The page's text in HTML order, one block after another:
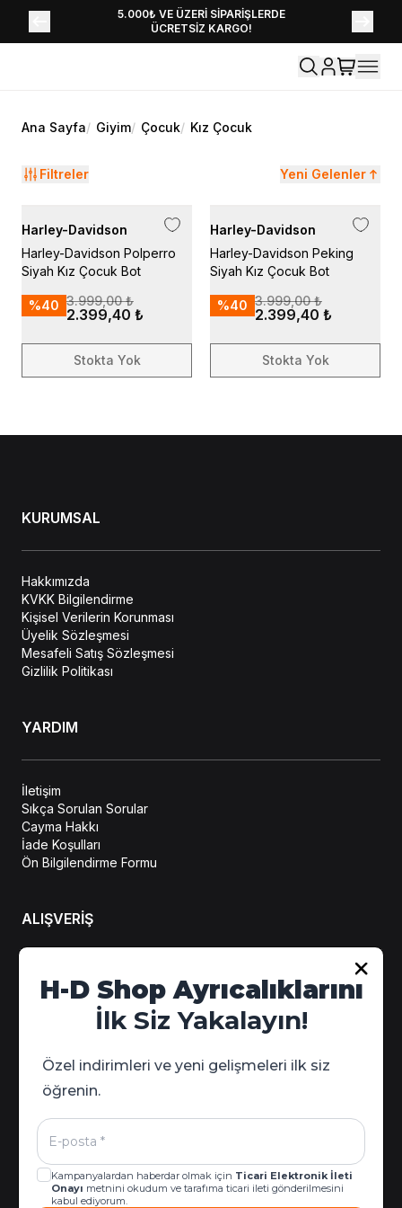
5.000₺ VE ÜZERİ SİPARİŞLERDE
ÜCRETSİZ KARGO!
YENİ SEZON KOLEKSİYONU EKLENDİ,
HEMEN KEŞFET!
Ana Sayfa/ Giyim/ Çocuk/ Kız Çocuk
Filtreler Yeni Gelenler
Harley-Davidson
Harley-Davidson Polperro
Siyah Kız Çocuk Bot
%40 3.999,00 ₺
2.399,40 ₺
Stokta Yok
Harley-Davidson
Harley-Davidson Peking
Siyah Kız Çocuk Bot
%40 3.999,00 ₺
2.399,40 ₺
Stokta Yok
KURUMSAL
Hakkımızda
KVKK Bilgilendirme
Kişisel Verilerin Korunması
Üyelik Sözleşmesi
Mesafeli Satış Sözleşmesi
Gizlilik Politikası
YARDIM
İletişim
Sıkça Sorulan Sorular
Cayma Hakkı
İade Koşulları
Ön Bilgilendirme Formu
ALIŞVERİŞ
Hesabım
Sipariş Takip
Kampanya Detayları
H-D Shop Ayrıcalıklarını
İlk Siz Yakalayın!
Özel indirimleri ve yeni gelişmeleri ilk siz
öğrenin.
Kampanyalardan haberdar olmak için Ticari Elektronik İleti
Onayı metnini okudum ve tarafıma ticari ileti gönderilmesini
kabul ediyorum.